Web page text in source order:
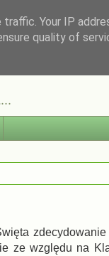
ze względu na
Your IP
quality of